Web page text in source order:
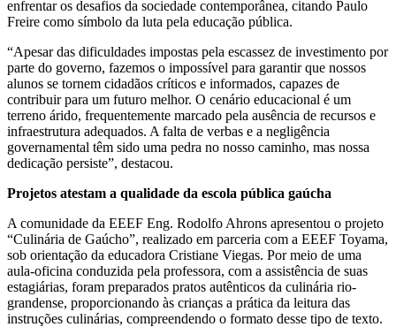
enfrentar os desafios da sociedade contemporânea, citando Paulo
Freire como símbolo da luta pela educação pública.
“Apesar das dificuldades impostas pela escassez de investimento por
parte do governo, fazemos o impossível para garantir que nossos
alunos se tornem cidadãos críticos e informados, capazes de
contribuir para um futuro melhor. O cenário educacional é um
terreno árido, frequentemente marcado pela ausência de recursos e
infraestrutura adequados. A falta de verbas e a negligência
governamental têm sido uma pedra no nosso caminho, mas nossa
dedicação persiste”, destacou.
Projetos atestam a qualidade da escola pública gaúcha
A comunidade da EEEF Eng. Rodolfo Ahrons apresentou o projeto
“Culinária de Gaúcho”, realizado em parceria com a EEEF Toyama,
sob orientação da educadora Cristiane Viegas. Por meio de uma
aula-oficina conduzida pela professora, com a assistência de suas
estagiárias, foram preparados pratos autênticos da culinária rio-
grandense, proporcionando às crianças a prática da leitura das
instruções culinárias, compreendendo o formato desse tipo de texto.